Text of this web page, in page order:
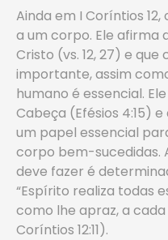
Ainda em I Coríntios
a um corpo. Ele afirma
Cristo (vs. 12, 27) e
importante, assim
humano é essencial.
Cabeça (Efésios 4:15)
um papel essencial
corpo bem-sucedidas.
deve fazer é
“Espírito realiza todas
como lhe apraz, a
Coríntios 12:11).